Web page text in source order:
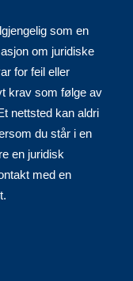
som en
om juridiske
for feil eller
krav som følge av
nettsted kan aldri
du står i en
en juridisk
med en